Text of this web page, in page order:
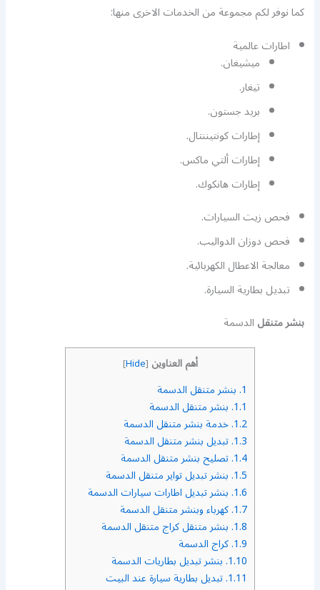
كما نوفر لكم مجموعة من الخدمات الاخرى منها:
اطارات عالمية
ميشيغان.
تيغار.
بريد جستون.
إطارات كونتيننتال.
إطارات ألتي ماكس.
إطارات هانكوك.
فحص زيت السيارات.
فحص دوزان الدواليب.
معالجة الاعطال الكهربائية.
تبديل بطارية السيارة.
بنشر متنقلالدسمة
أهم العناوين [
Hide
]
1. بنشر متنقل الدسمة
1.1. بنشر متنقل الدسمة
1.2. خدمة بنشر متنقل الدسمة
1.3. تبديل بنشر متنقل الدسمة
1.4. تصليح بنشر متنقل الدسمة
1.5. بنشر تبديل تواير متنقل الدسمة
1.6. بنشر تبديل اطارات سيارات الدسمة
1.7. كهرباء وبنشر متنقل الدسمة
1.8. بنشر متنقل كراج متنقل الدسمة
1.9. كراج الدسمة
1.10. بنشر تبديل بطاريات الدسمة
1.11. تبديل بطارية سيارة عند البيت